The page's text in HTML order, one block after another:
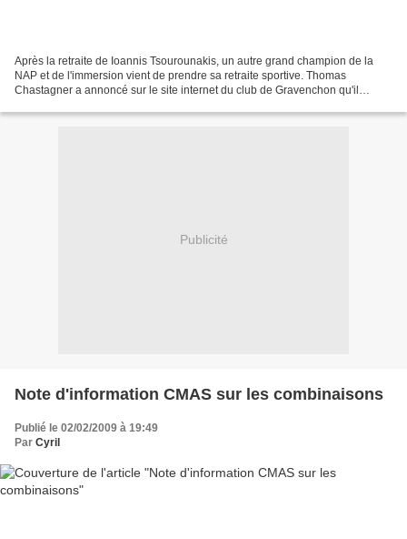
Après la retraite de Ioannis Tsourounakis, un autre grand champion de la
NAP et de l'immersion vient de prendre sa retraite sportive. Thomas
Chastagner a annoncé sur le site internet du club de Gravenchon qu'il
Publicité
Note d'information CMAS sur les combinaisons
Publié le 02/02/2009 à 19:49
Par Cyril